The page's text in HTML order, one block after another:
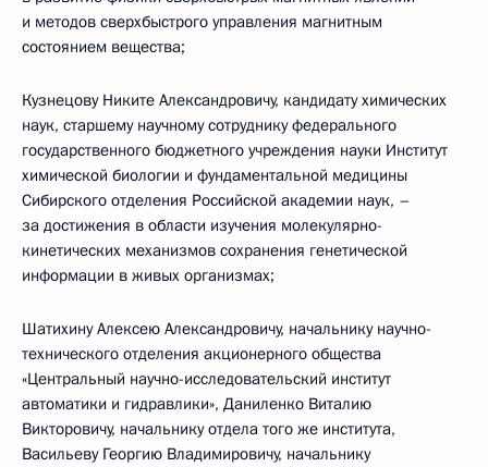
и методов сверхбыстрого управления магнитным
состоянием вещества;
Кузнецову Никите Александровичу, кандидату химических
наук, старшему научному сотруднику федерального
государственного бюджетного учреждения науки Институт
химической биологии и фундаментальной медицины
Сибирского отделения Российской академии наук, –
за достижения в области изучения молекулярно-
кинетических механизмов сохранения генетической
информации в живых организмах;
Шатихину Алексею Александровичу, начальнику научно-
технического отделения акционерного общества
«Центральный научно-исследовательский институт
автоматики и гидравлики», Даниленко Виталию
Викторовичу, начальнику отдела того же института,
Васильеву Георгию Владимировичу, начальнику